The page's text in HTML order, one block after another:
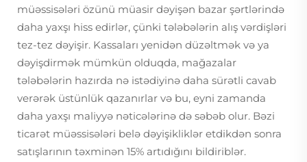
müəssisələri özünü müasir dəyişən bazar şərtlərində
daha yaxşı hiss edirlər, çünki tələbələrin alış vərdişləri
tez-tez dəyişir. Kassaları yenidən düzəltmək və ya
dəyişdirmək mümkün olduqda, mağazalar
tələbələrin hazırda nə istədiyinə daha sürətli cavab
verərək üstünlük qazanırlar və bu, eyni zamanda
daha yaxşı maliyyə nəticələrinə də səbəb olur. Bəzi
ticarət müəssisələri belə dəyişikliklər etdikdən sonra
satışlarının təxminən 15% artıdığını bildiriblər.